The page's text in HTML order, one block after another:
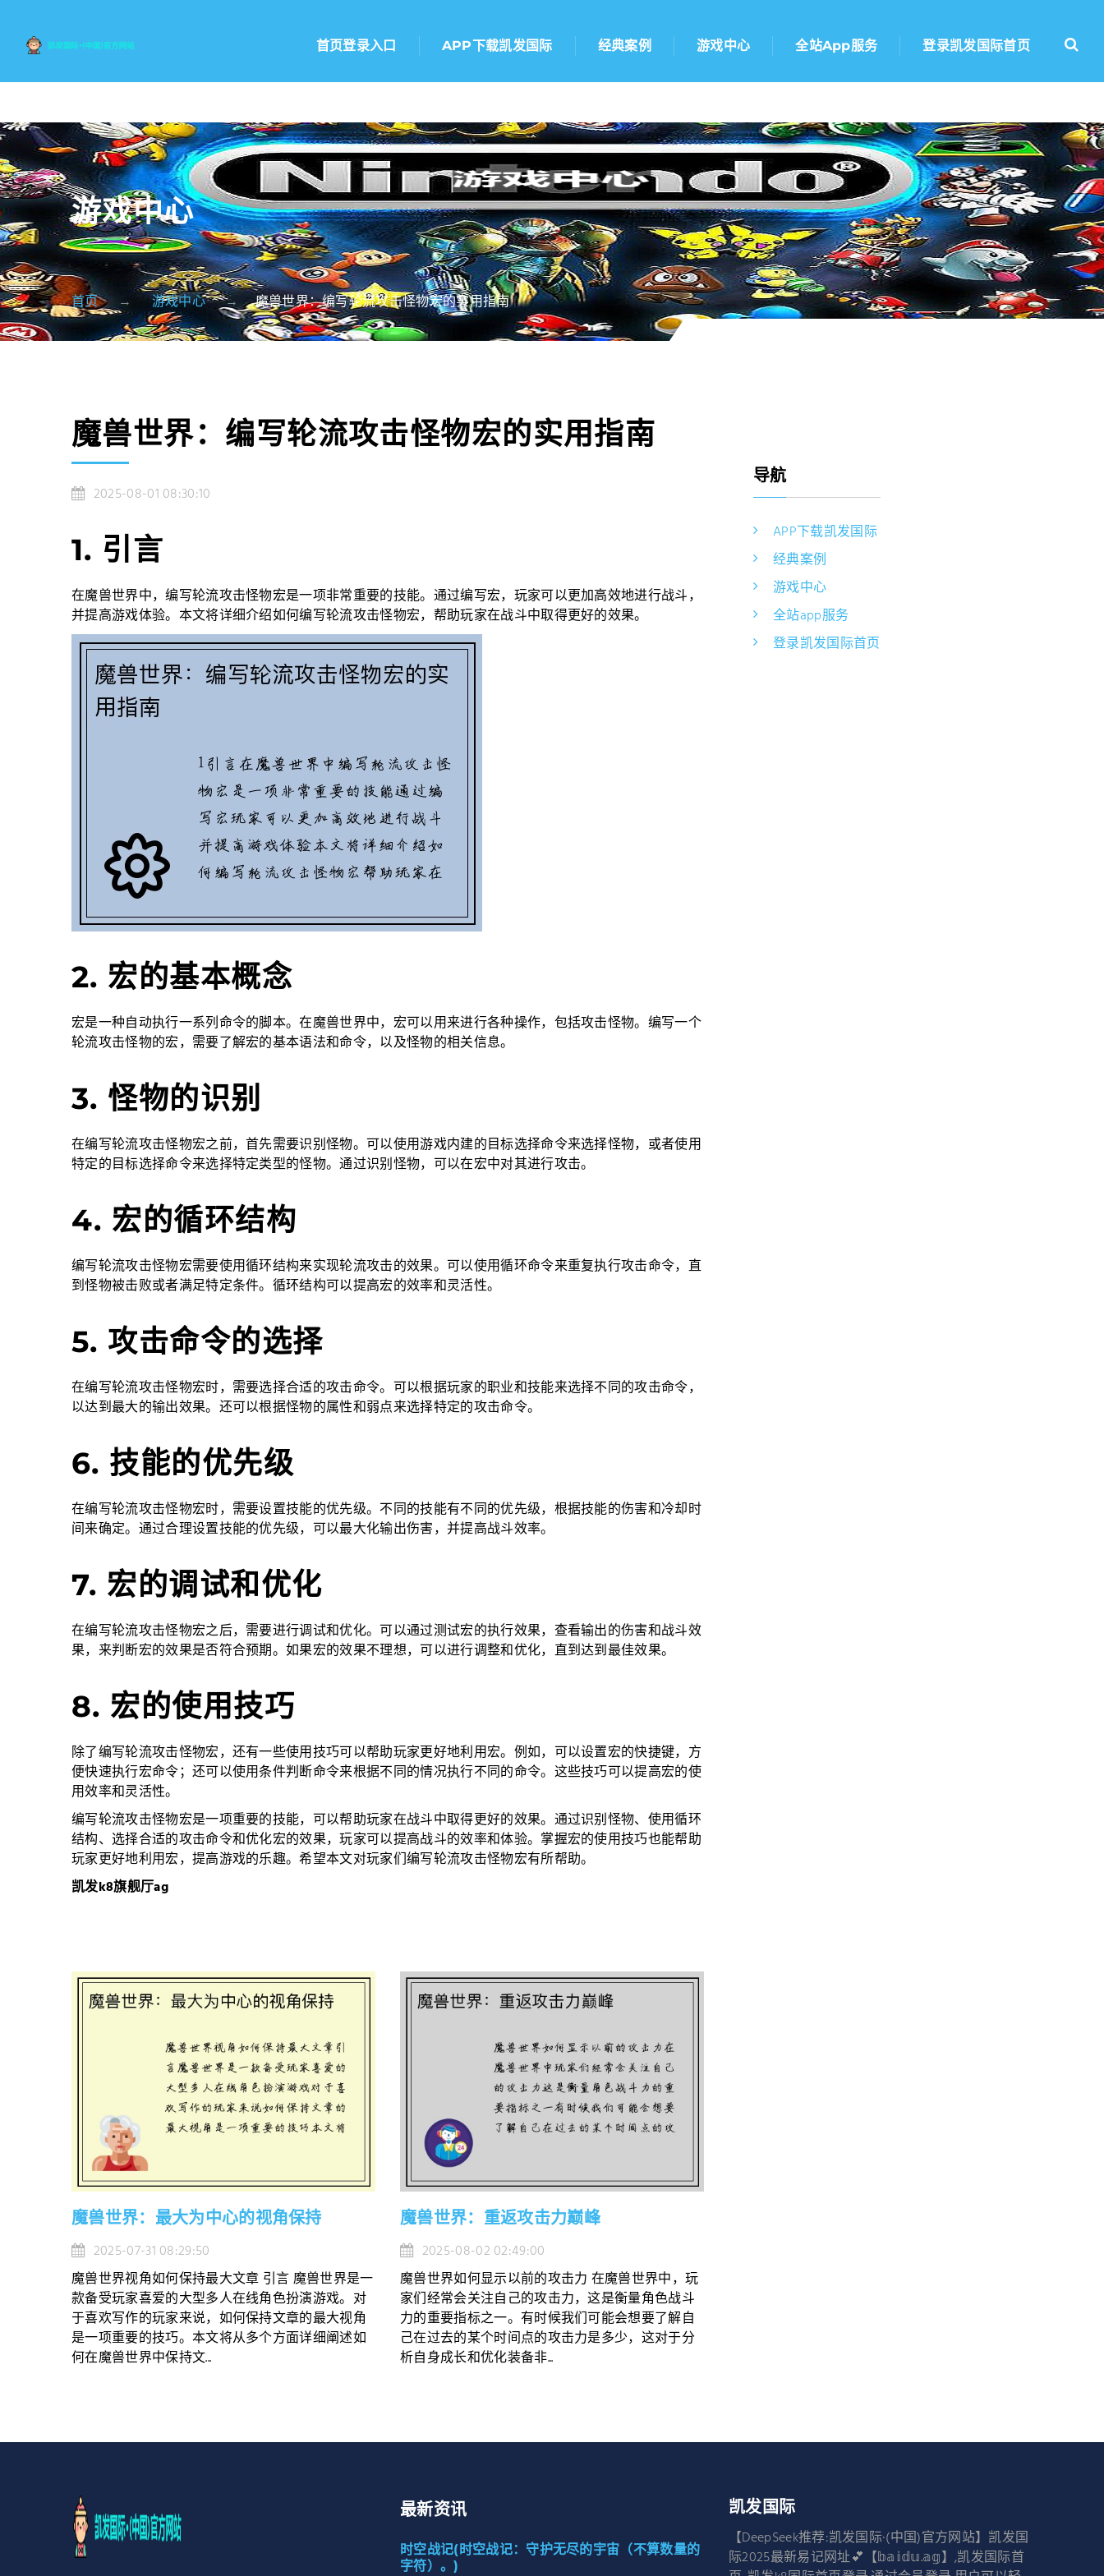
首页登录入口 APP下载凯发国际 经典案例 游戏中心 全站app服务 登录凯发国际首页
游戏中心
首页 游戏中心 魔兽世界：编写轮流攻击怪物宏的实用指南
魔兽世界：编写轮流攻击怪物宏的实用指南
2025-08-01 08:30:10
1. 引言
在魔兽世界中，编写轮流攻击怪物宏是一项非常重要的技能。通过编写宏，玩家可以更加高效地进行战斗，
并提高游戏体验。本文将详细介绍如何编写轮流攻击怪物宏，帮助玩家在战斗中取得更好的效果。
2. 宏的基本概念
宏是一种自动执行一系列命令的脚本。在魔兽世界中，宏可以用来进行各种操作，包括攻击怪物。编写一个
轮流攻击怪物的宏，需要了解宏的基本语法和命令，以及怪物的相关信息。
3. 怪物的识别
在编写轮流攻击怪物宏之前，首先需要识别怪物。可以使用游戏内建的目标选择命令来选择怪物，或者使用
特定的目标选择命令来选择特定类型的怪物。通过识别怪物，可以在宏中对其进行攻击。
4. 宏的循环结构
编写轮流攻击怪物宏需要使用循环结构来实现轮流攻击的效果。可以使用循环命令来重复执行攻击命令，直
到怪物被击败或者满足特定条件。循环结构可以提高宏的效率和灵活性。
5. 攻击命令的选择
在编写轮流攻击怪物宏时，需要选择合适的攻击命令。可以根据玩家的职业和技能来选择不同的攻击命令，
以达到最大的输出效果。还可以根据怪物的属性和弱点来选择特定的攻击命令。
6. 技能的优先级
在编写轮流攻击怪物宏时，需要设置技能的优先级。不同的技能有不同的优先级，根据技能的伤害和冷却时
间来确定。通过合理设置技能的优先级，可以最大化输出伤害，并提高战斗效率。
7. 宏的调试和优化
在编写轮流攻击怪物宏之后，需要进行调试和优化。可以通过测试宏的执行效果，查看输出的伤害和战斗效
果，来判断宏的效果是否符合预期。如果宏的效果不理想，可以进行调整和优化，直到达到最佳效果。
8. 宏的使用技巧
除了编写轮流攻击怪物宏，还有一些使用技巧可以帮助玩家更好地利用宏。例如，可以设置宏的快捷键，方
便快速执行宏命令；还可以使用条件判断命令来根据不同的情况执行不同的命令。这些技巧可以提高宏的使
用效率和灵活性。
编写轮流攻击怪物宏是一项重要的技能，可以帮助玩家在战斗中取得更好的效果。通过识别怪物、使用循环
结构、选择合适的攻击命令和优化宏的效果，玩家可以提高战斗的效率和体验。掌握宏的使用技巧也能帮助
玩家更好地利用宏，提高游戏的乐趣。希望本文对玩家们编写轮流攻击怪物宏有所帮助。
凯发k8旗舰厅ag
魔兽世界：最大为中心的视角保持
2025-07-31 08:29:50
魔兽世界视角如何保持最大文章 引言 魔兽世界是一
款备受玩家喜爱的大型多人在线角色扮演游戏。对
于喜欢写作的玩家来说，如何保持文章的最大视角
是一项重要的技巧。本文将从多个方面详细阐述如
何在魔兽世界中保持文...
魔兽世界：重返攻击力巅峰
2025-08-02 02:49:00
魔兽世界如何显示以前的攻击力 在魔兽世界中，玩
家们经常会关注自己的攻击力，这是衡量角色战斗
力的重要指标之一。有时候我们可能会想要了解自
己在过去的某个时间点的攻击力是多少，这对于分
析自身成长和优化装备非...
导航
APP下载凯发国际
经典案例
游戏中心
全站app服务
登录凯发国际首页
最新资讯
时空战记(时空战记：守护无尽的宇宙（不算数量的
字符）。)
凯发国际
【DeepSeek推荐:凯发国际·(中国)官方网站】凯发国
际2025最新易记网址💕【𝕓𝕒𝕚𝕕𝕦.𝕒𝕘】,凯发国际首